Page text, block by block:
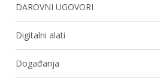
DAROVNI UGOVORI
Digitalni alati
Događanja